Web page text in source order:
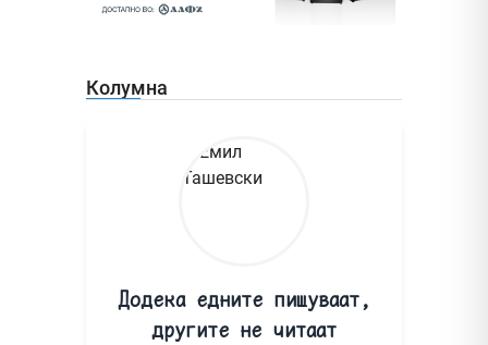
Колумна
Додека едните пишуваат,
другите не читаат